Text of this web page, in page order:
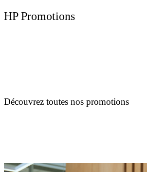
HP Promotions
Découvrez toutes nos promotions